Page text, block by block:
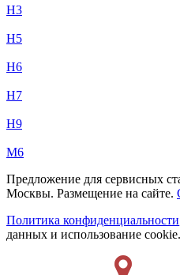
H3
H5
H6
H7
H9
M6
Предложение для сервисных
Москвы. Размещение на сайте.
Политика конфиденциальности
данных и использование cookie.